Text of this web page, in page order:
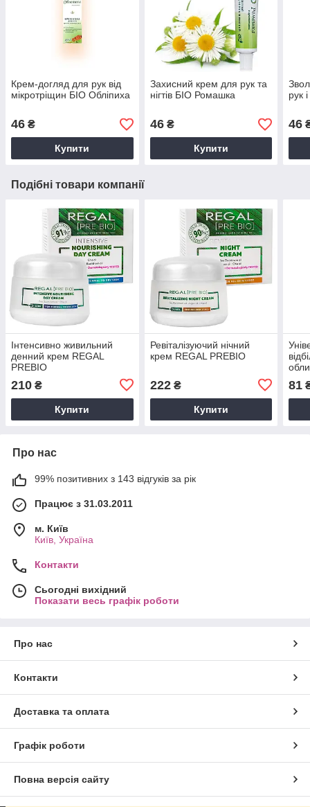
Крем-догляд для рук від
мікротріщин БІО Обліпиха
46 ₴
Купити
Захисний крем для рук та
нігтів БІО Ромашка
46₴
Купити
рук
46
Подібні товари компанії
Інтенсивно живильний
денний крем REGAL
PREBIO
210 ₴
Купити
Ревіталізуючий нічний
крем REGAL PREBIO
222₴
Купити
81
Про нас
99% позитивних з 143 відгуків за рік
Працює з 31.03.2011
м. Київ
Київ, Україна
Контакти
Сьогодні вихідний
Показати весь графік роботи
Про нас
Контакти
Доставка та оплата
Графік роботи
Повна версія сайту